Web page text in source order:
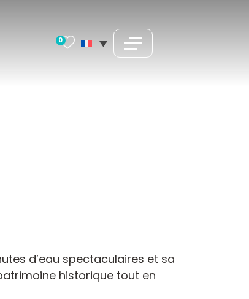
0
d’eau spectaculaires et sa
historique tout en